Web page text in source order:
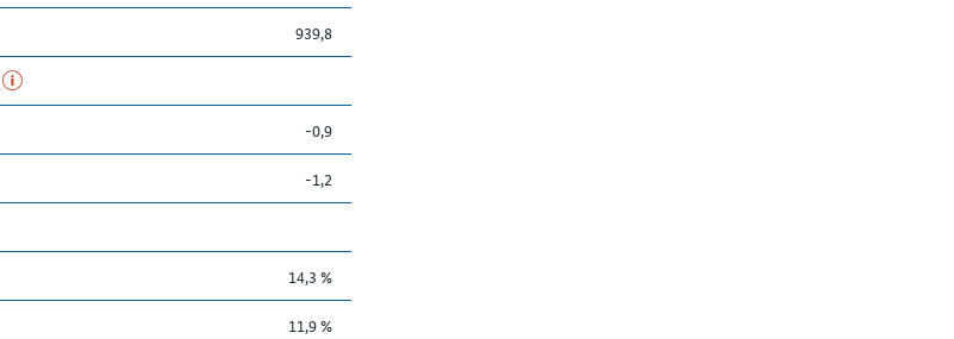
939,8
-0,9
-1,2
14,3 %
11,9 %